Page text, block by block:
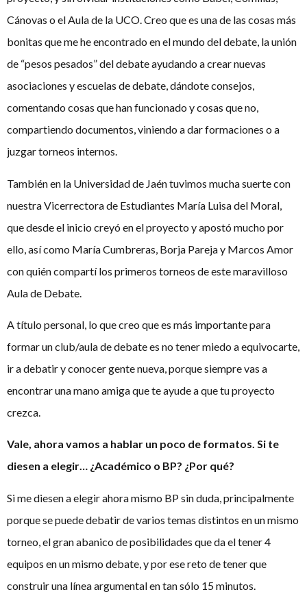
Cánovas o el Aula de la UCO. Creo que es una de las cosas más
bonitas que me he encontrado en el mundo del debate, la unión
de “pesos pesados” del debate ayudando a crear nuevas
asociaciones y escuelas de debate, dándote consejos,
comentando cosas que han funcionado y cosas que no,
compartiendo documentos, viniendo a dar formaciones o a
juzgar torneos internos.
También en la Universidad de Jaén tuvimos mucha suerte con
nuestra Vicerrectora de Estudiantes María Luisa del Moral,
que desde el inicio creyó en el proyecto y apostó mucho por
ello, así como María Cumbreras, Borja Pareja y Marcos Amor
con quién compartí los primeros torneos de este maravilloso
Aula de Debate.
A título personal, lo que creo que es más importante para
formar un club/aula de debate es no tener miedo a equivocarte,
ir a debatir y conocer gente nueva, porque siempre vas a
encontrar una mano amiga que te ayude a que tu proyecto
crezca.
Vale, ahora vamos a hablar un poco de formatos. Si te
diesen a elegir… ¿Académico o BP? ¿Por qué?
Si me diesen a elegir ahora mismo BP sin duda, principalmente
porque se puede debatir de varios temas distintos en un mismo
torneo, el gran abanico de posibilidades que da el tener 4
equipos en un mismo debate, y por ese reto de tener que
construir una línea argumental en tan sólo 15 minutos.